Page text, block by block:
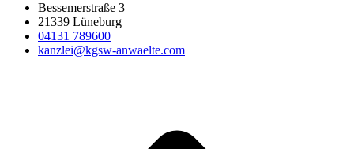
Bessemerstraße 3
21339 Lüneburg
04131 789600
kanzlei@kgsw-anwaelte.com